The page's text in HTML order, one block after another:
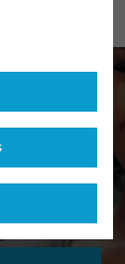
allows
of ways.